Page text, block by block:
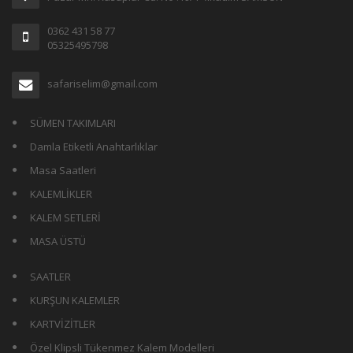
0362 431 58 77
05325495798
safariselim@gmail.com
SÜMEN TAKIMLARI
Damla Etiketli Anahtarlıklar
Masa Saatleri
KALEMLİKLER
KALEM SETLERİ
MASA ÜSTÜ
SAATLER
KURŞUN KALEMLER
KARTVİZİTLER
Özel Klipsli Tükenmez Kalem Modelleri